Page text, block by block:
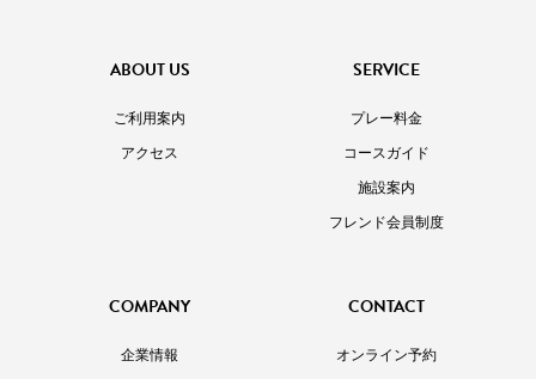
ABOUT US
ご利用案内
アクセス
SERVICE
プレー料金
コースガイド
施設案内
フレンド会員制度
COMPANY
企業情報
CONTACT
オンライン予約